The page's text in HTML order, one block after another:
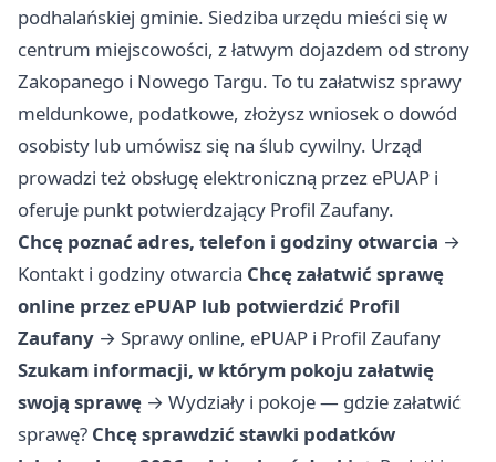
podhalańskiej gminie. Siedziba urzędu mieści się w
centrum miejscowości, z łatwym dojazdem od strony
Zakopanego i Nowego Targu. To tu załatwisz sprawy
meldunkowe, podatkowe, złożysz wniosek o dowód
osobisty lub umówisz się na ślub cywilny. Urząd
prowadzi też obsługę elektroniczną przez ePUAP i
oferuje punkt potwierdzający Profil Zaufany.
Chcę poznać adres, telefon i godziny otwarcia →
Kontakt i godziny otwarcia Chcę załatwić sprawę
online przez ePUAP lub potwierdzić Profil
Zaufany → Sprawy online, ePUAP i Profil Zaufany
Szukam informacji, w którym pokoju załatwię
swoją sprawę → Wydziały i pokoje — gdzie załatwić
sprawę? Chcę sprawdzić stawki podatków